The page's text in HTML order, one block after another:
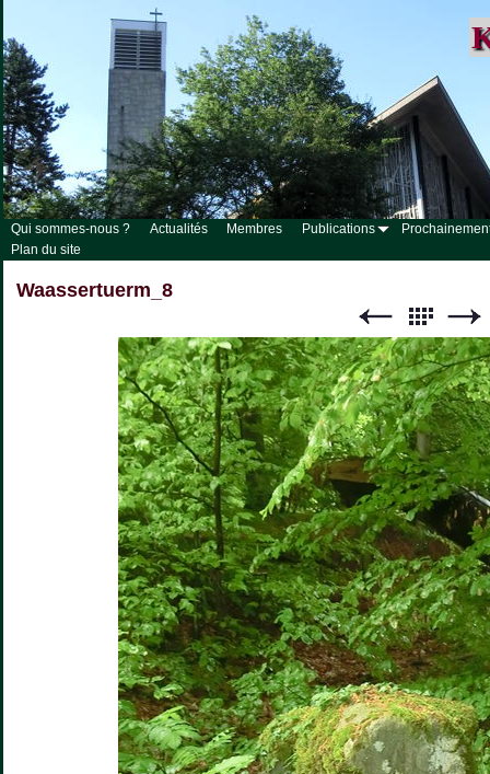
Qui sommes-nous ? Actualités Membres Publications
Plan du site
Waassertuerm_8